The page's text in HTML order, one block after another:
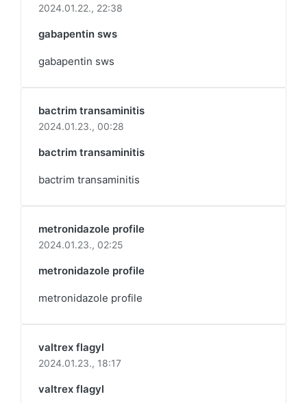
2024.01.22., 22:38
gabapentin sws
gabapentin sws
bactrim transaminitis
2024.01.23., 00:28
bactrim transaminitis
bactrim transaminitis
metronidazole profile
2024.01.23., 02:25
metronidazole profile
metronidazole profile
valtrex flagyl
2024.01.23., 18:17
valtrex flagyl